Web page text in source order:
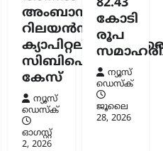
ഓഗസ്റ്റ്‌ 8, 2026
ശക്തി
നിർണായകമായ
റാഫേൽ
വാങ്ങാനുള്ള
തന്നെ 94
നിർമ്മിക്കാൻ ഫ്രാൻസ്
ഇതുസംബന്ധിച്ച…
ട്രെൻഡിംഗ്
അംബാനിക്കും
റിലയൻസ്
സിബിഐ
കേസ്
ന്യൂസ്
ഡെസ്ക്
ഓഗസ്റ്റ്‌
2, 2026
കോടി
രൂപ
ന്യൂസ്
ഡെസ്ക്
ജൂലൈ
28, 2026